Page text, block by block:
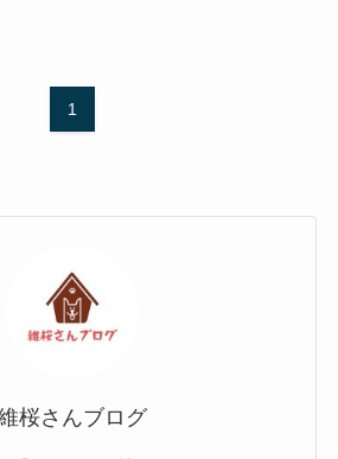
1
桜さんブログ